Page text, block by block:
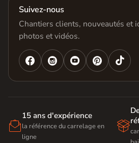
Suivez-nous
Chantiers clients, nouveautés et
photos et vidéos.
   

15 ans d'expérience
la référence du carrelage en
ligne
